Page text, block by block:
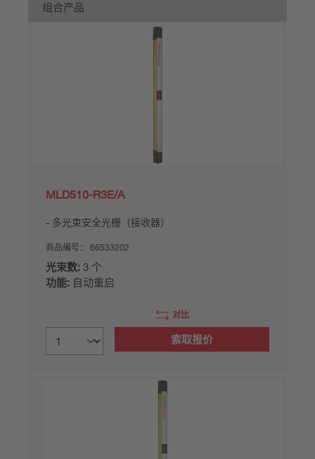
组合产品
MLD510-R3E/A
多光束安全光栅（接收器）
商品编号： 66533202
光束数: 3 个
功能: 自动重启
对比
索取报价